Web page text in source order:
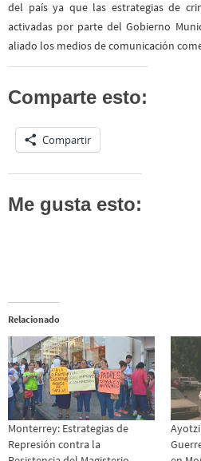
del país ya que las estrategias de
activadas por parte del Gobierno
aliado los medios de comunicación
Comparte esto:
Compartir
Me gusta esto:
Relacionado
Monterrey: Estrategias de
Represión contra la